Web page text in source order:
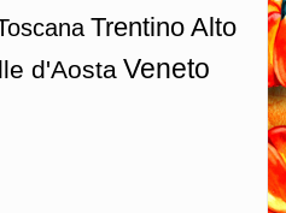
Trentino Alto
d'Aosta Veneto